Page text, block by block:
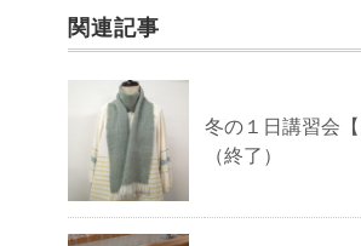
関連記事
冬の１日講習会【
（終了）